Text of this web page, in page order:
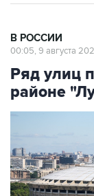
Ряд улиц
районе